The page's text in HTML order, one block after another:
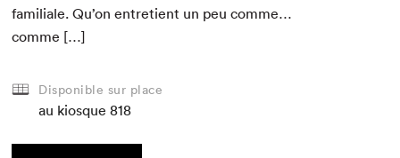
famil­iale. Qu’on entre­tient un peu comme…
comme […]
Disponible sur place
au kiosque 818